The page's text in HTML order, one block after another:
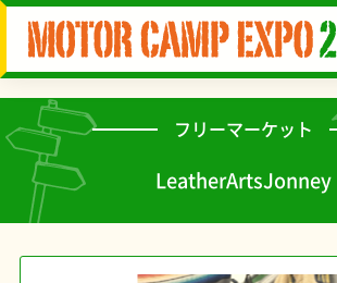
フリーマーケット
LeatherArtsJonney